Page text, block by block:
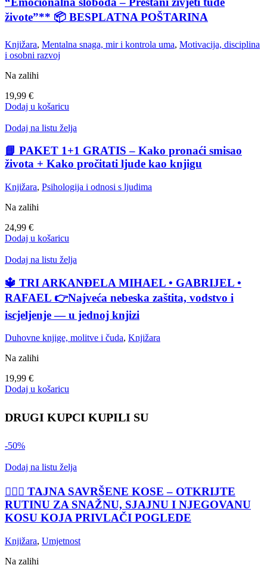
živote”** 📦 BESPLATNA POŠTARINA
Knjižara, Mentalna snaga, mir i kontrola uma, Motivacija, disciplina
i osobni razvoj
Na zalihi
19,99 €
Dodaj u košaricu
Dodaj na listu želja
📘 PAKET 1+1 GRATIS – Kako pronaći smisao
života + Kako pročitati ljude kao knjigu
Knjižara, Psihologija i odnosi s ljudima
Na zalihi
24,99 €
Dodaj u košaricu
Dodaj na listu želja
🔱 TRI ARKANĐELA MIHAEL • GABRIJEL •
RAFAEL 👉Najveća nebeska zaštita, vodstvo i
iscjeljenje — u jednoj knjizi
Duhovne knjige, molitve i čuda, Knjižara
Na zalihi
19,99 €
Dodaj u košaricu
DRUGI KUPCI KUPILI SU
-50%
Dodaj na listu želja
💇‍♀️✨ TAJNA SAVRŠENE KOSE – OTKRIJTE
RUTINU ZA SNAŽNU, SJAJNU I NJEGOVANU
KOSU KOJA PRIVLAČI POGLEDE
Knjižara, Umjetnost
Na zalihi